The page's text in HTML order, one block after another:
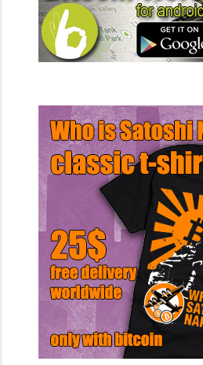
28 Μαρτίου 2017 ♦
Ο
Ευρωπαϊκής Ένωσης
θέλει να δημιουργήσει proof-of-
READ MORE